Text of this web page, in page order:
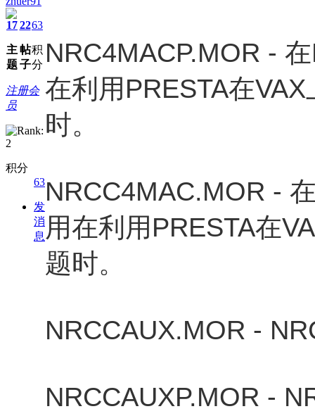
17
主
题
22
帖
子
63
积
分
注册会
员
积分
63
发
消
息
NRC4MACP.MOR -
在利用PRESTA在
时。
NRCC4MAC.MOR -
用在利用PRESTA在
题时。
NRCCAUX.MOR -
NRCCAUXP.MOR -